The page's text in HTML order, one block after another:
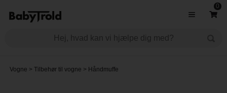
0
Vogne > Tilbehør til vogne > Håndmuffe